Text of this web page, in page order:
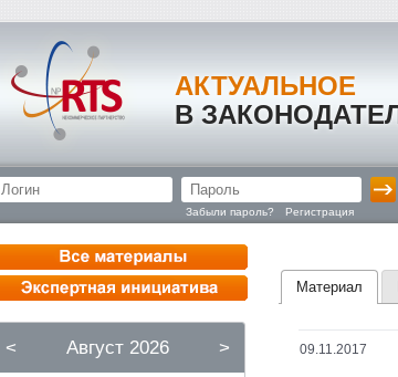
АКТУАЛЬНОЕ
В
Забыли пароль? Регистрация
< Август 2026 >
Материал
09.11.2017